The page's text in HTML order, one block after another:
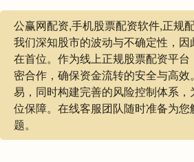
公赢网配资,手机股票配资软件,正规
我们深知股市的波动与不确定性，
在首位。作为线上正规股票配资平
密合作，确保资金流转的安全与高
易，同时构建完善的风险控制体系
位保障。在线客服团队随时准备为
题。